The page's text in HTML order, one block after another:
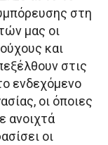
στη
μας οι
και
στις
ενδεχόμενο
οι όποιες
ανοιχτά
οι